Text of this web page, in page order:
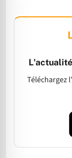
Téléchargez